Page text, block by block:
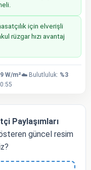
için elverişli
rüzgar hızı avantaj
W/m²☁️ Bulutluluk: %3
Paylaşımları
güncel resim